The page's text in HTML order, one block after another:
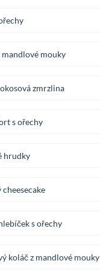
mouky
zmrzlina
s ořechy
hrudky
s ořechy
koláč z mandlové mouky